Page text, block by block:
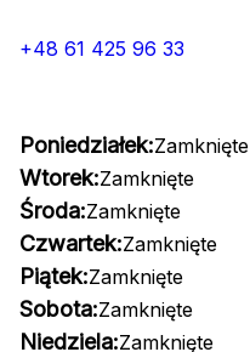
+48 61 425 96 33
Poniedziałek:Zamknięte
Wtorek:Zamknięte
Środa:Zamknięte
Czwartek:Zamknięte
Piątek:Zamknięte
Sobota:Zamknięte
Niedziela:Zamknięte